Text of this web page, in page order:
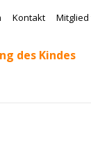
Kontakt
des Kindes